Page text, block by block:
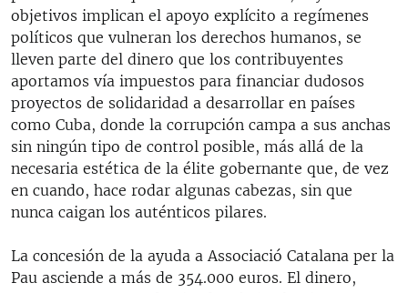
objetivos implican el apoyo explícito a regímenes
políticos que vulneran los derechos humanos, se
lleven parte del dinero que los contribuyentes
aportamos vía impuestos para financiar dudosos
proyectos de solidaridad a desarrollar en países
como Cuba, donde la corrupción campa a sus anchas
sin ningún tipo de control posible, más allá de la
necesaria estética de la élite gobernante que, de vez
en cuando, hace rodar algunas cabezas, sin que
nunca caigan los auténticos pilares.
La concesión de la ayuda a Associació Catalana per la
Pau asciende a más de 354.000 euros. El dinero,